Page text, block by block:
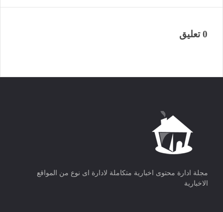
0 تعليق
مجلة ادارة محتوى اخبارية متكاملة لادارة اى نوع من المواقع
الاخبارية